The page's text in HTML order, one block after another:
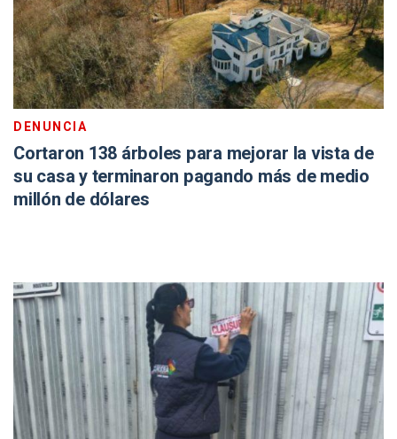
DENUNCIA
Cortaron 138 árboles para mejorar la vista de
su casa y terminaron pagando más de medio
millón de dólares